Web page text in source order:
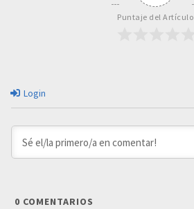
Puntaje del Artículo
Login
0 COMENTARIOS